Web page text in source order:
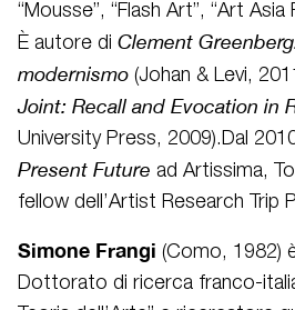
“Mousse”, “Flash Art”, “Art Asia
È autore di Clement
modernismo (Johan & Levi,
Joint: Recall and Evocation in
University Press, 2009).Dal
Present Future ad Artissima,
fellow dell’Artist Research Trip
Simone Frangi (Como, 1982)
Dottorato di ricerca franco-